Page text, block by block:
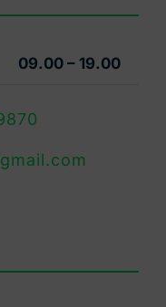
09.00 – 19.00